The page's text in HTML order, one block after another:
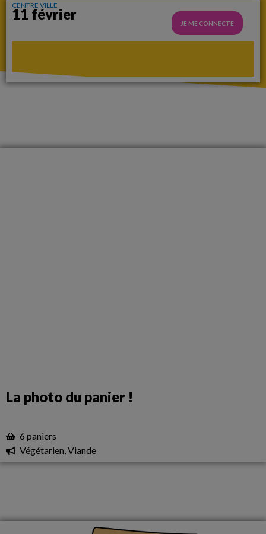
CENTRE VILLE
11 février
JE ME CONNECTE
La photo du panier !
6 paniers
Végétarien, Viande